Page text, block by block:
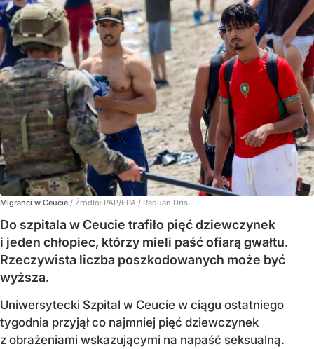
Migranci w Ceucie / Źródło: PAP/EPA / Reduan Dris
Do szpitala w Ceucie trafiło pięć dziewczynek
i jeden chłopiec, którzy mieli paść ofiarą gwałtu.
Rzeczywista liczba poszkodowanych może być
wyższa.
Uniwersytecki Szpital w Ceucie w ciągu ostatniego
tygodnia przyjął co najmniej pięć dziewczynek
z obrażeniami wskazującymi na napaść seksualną.